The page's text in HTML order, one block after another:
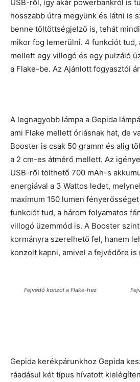
USB-ről, így akár powerbankról is
hosszabb útra megyünk és látni is
benne töltöttségjelző is, tehát
mikor fog lemerülni. 4 funkciót tud,
mellett egy villogó és egy pulzáló
a Flake-be. Az Ajánlott fogyasztói
A legnagyobb lámpa a Gepida
ami Flake mellett óriásnak hat, de
Booster is csak 50 gramm és alig
a 2 cm-es átmérő mellett. Az
USB-ről tölthető 700 mAh-s
energiával a 3 Wattos ledet,
maximum 150 lumen
funkciót tud, a három folyamatos
villogó üzemmód is. A Booster
kormányra szerelhető fel, hanem
konzolt kapni, amivel a fejvédőre is
Fejvédő konzol a Flake-hez
Gepida kerékpárunkhoz Gepida
ráadásul két típus hívatott